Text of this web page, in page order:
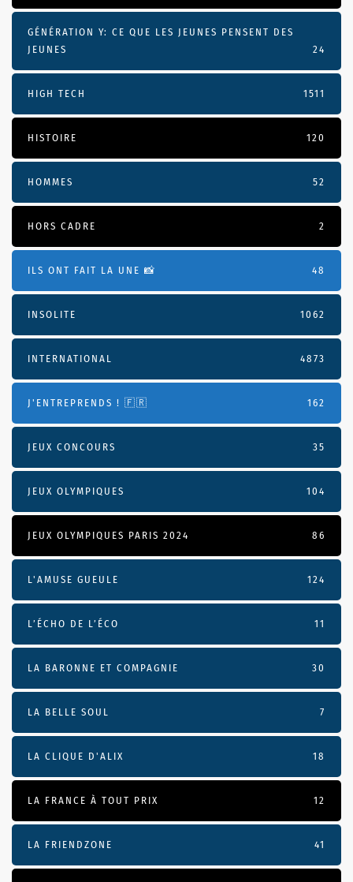
GÉNÉRATION Y: CE QUE LES JEUNES PENSENT DES
JEUNES
24
HIGH TECH 1511
HISTOIRE 120
HOMMES 52
HORS CADRE 2
ILS ONT FAIT LA UNE 📸 48
INSOLITE 1062
INTERNATIONAL 4873
J'ENTREPRENDS ! 🇫🇷 162
JEUX CONCOURS 35
JEUX OLYMPIQUES 104
JEUX OLYMPIQUES PARIS 2024 86
L'AMUSE GUEULE 124
L’ÉCHO DE L’ÉCO 11
LA BARONNE ET COMPAGNIE 30
LA BELLE SOUL 7
LA CLIQUE D'ALIX 18
LA FRANCE À TOUT PRIX 12
LA FRIENDZONE 41